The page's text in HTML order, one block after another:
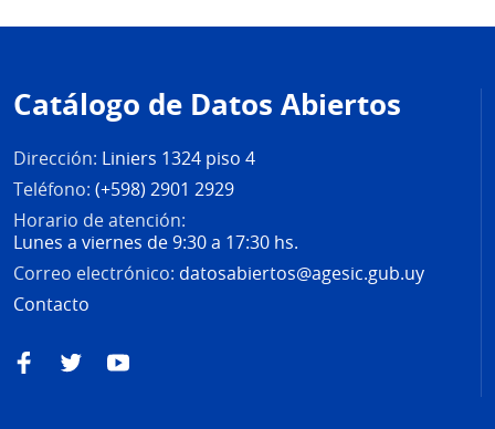
de
página
Catálogo de Datos Abiertos
Dirección: Liniers 1324 piso 4
Teléfono: (+598) 2901 2929
Horario de atención:
Lunes a viernes de 9:30 a 17:30 hs.
Correo electrónico: datosabiertos@agesic.gub.uy
Contacto
FacebookTwitterYouTube